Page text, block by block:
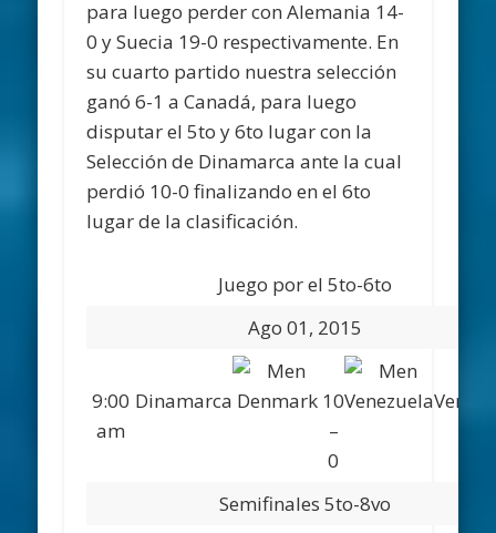
para luego perder con Alemania 14-
0 y Suecia 19-0 respectivamente. En
su cuarto partido nuestra selección
ganó 6-1 a Canadá, para luego
disputar el 5to y 6to lugar con la
Selección de Dinamarca ante la cual
perdió 10-0 finalizando en el 6to
lugar de la clasificación.
Juego por el 5to-6to
Ago 01, 2015
9:00
am
Dinamarca
10
–
0
Semifinales 5to-8vo